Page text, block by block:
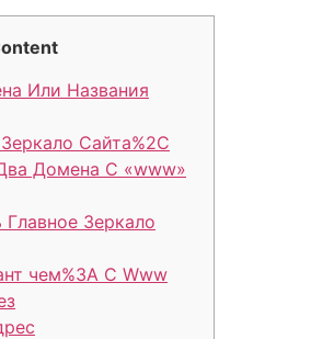
Или Названия
Сайта%2C
Домена С «www»
Главное Зеркало
чем%3A С Www